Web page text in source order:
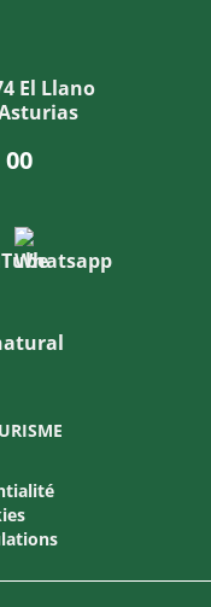
El Llano
00